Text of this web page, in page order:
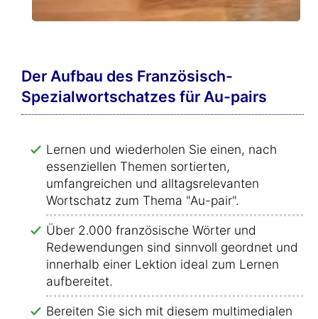
Der Aufbau des Französisch-
Spezialwortschatzes für Au-pairs
Lernen und wiederholen Sie einen, nach
essenziellen Themen sortierten,
umfangreichen und alltagsrelevanten
Wortschatz zum Thema "Au-pair".
Über 2.000 französische Wörter und
Redewendungen sind sinnvoll geordnet und
innerhalb einer Lektion ideal zum Lernen
aufbereitet.
Bereiten Sie sich mit diesem multimedialen